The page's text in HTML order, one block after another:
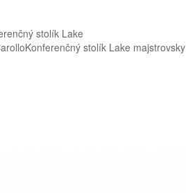
stolík Lake
stolík Lake